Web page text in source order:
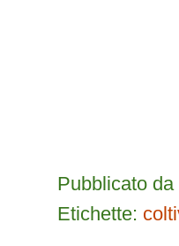
Pubblicato da
Etichette: